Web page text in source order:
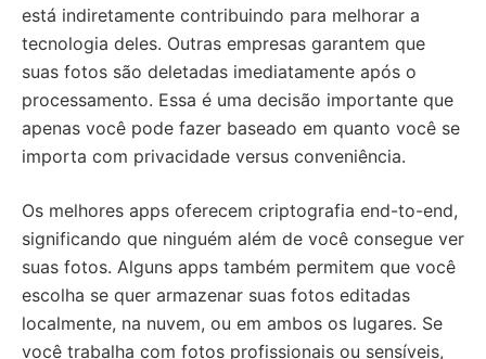
está indiretamente contribuindo para melhorar a
tecnologia deles. Outras empresas garantem que
suas fotos são deletadas imediatamente após o
processamento. Essa é uma decisão importante que
apenas você pode fazer baseado em quanto você se
importa com privacidade versus conveniência.
Os melhores apps oferecem criptografia end-to-end,
significando que ninguém além de você consegue ver
suas fotos. Alguns apps também permitem que você
escolha se quer armazenar suas fotos editadas
localmente, na nuvem, ou em ambos os lugares. Se
você trabalha com fotos profissionais ou sensíveis,